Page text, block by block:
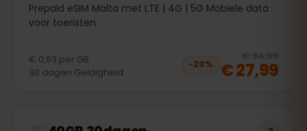
Prepaid eSIM Malta met LTE | 4G | 5G Mobiele data
voor toeristen
€ 0,93 per GB
30 dagen Geldigheid
−20%
€ 34,99
€ 27,99